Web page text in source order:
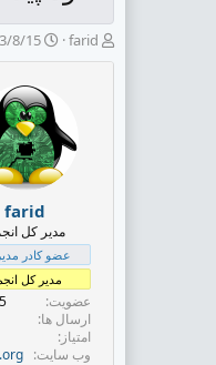
ش
ر
farid
ت
ا
ی
خ
ش
ر
و
3/8/15
farid
مدیر کل
عضو کادر
مدیر کل
عضویت
ارسال ها
امتیاز
وب سایت